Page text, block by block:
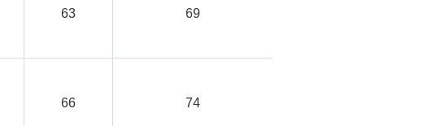
63 69
66 74